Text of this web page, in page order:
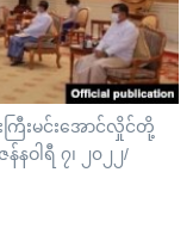
ကြီးမင်းအောင်လှိုင်တို့
ဝါရီ ၇၊ ၂၀၂၂/